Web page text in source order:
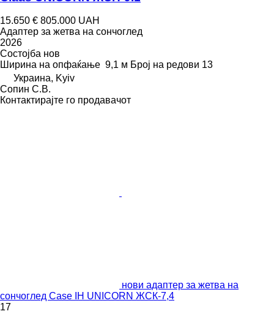
15.650 € 805.000 UAH
Адаптер за жетва на сончоглед
2026
Состојба нов
Ширина на опфаќање 9,1 м Број на редови 13
Украина, Kyiv
Сопин С.В.
Контактирајте го продавачот
нови адаптер за жетва на
сончоглед Case IH UNICORN ЖСК-7,4
17